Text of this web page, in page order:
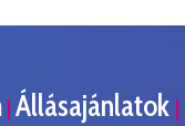
| Állásajánlatok |